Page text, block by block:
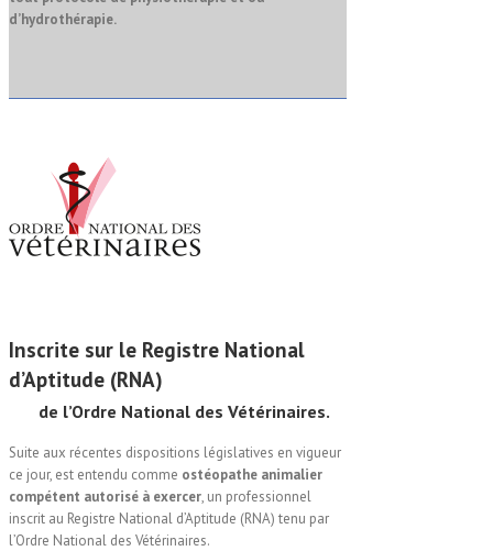
d’hydrothérapie.
Inscrite sur le Registre National
d’Aptitude (RNA)
de l’Ordre National des Vétérinaires.
Suite aux récentes dispositions législatives en vigueur
ce jour, est entendu comme ostéopathe animalier
compétent autorisé à exercer, un professionnel
inscrit au Registre National d’Aptitude (RNA) tenu par
l’Ordre National des Vétérinaires.